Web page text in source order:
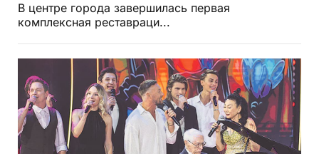
В центре города завершилась первая
комплексная реставраци...